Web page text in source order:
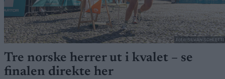
Foto: SILVAN SCHLETTI
Tre norske herrer ut i kvalet – se
finalen direkte her